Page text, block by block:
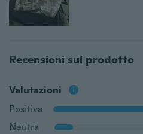
Recensioni sul prodotto
Valutazioni
Positiva
Neutra